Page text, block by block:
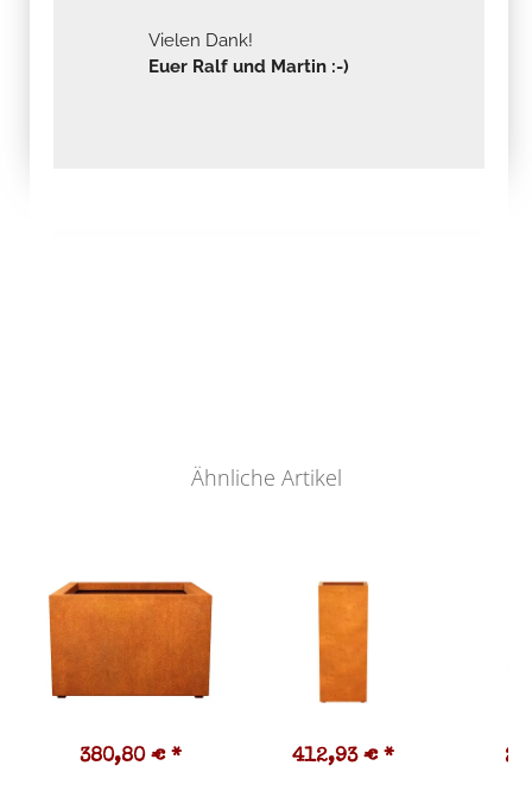
Vielen Dank!
Euer Ralf und Martin :-)
Ähnliche Artikel
380,80 € * 412,93 € *